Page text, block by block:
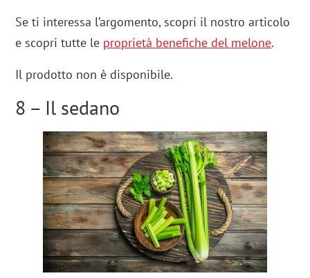
Se ti interessa l’argomento, scopri il nostro articolo
e scopri tutte le proprietà benefiche del melone.
Il prodotto non è disponibile.
8 – Il sedano